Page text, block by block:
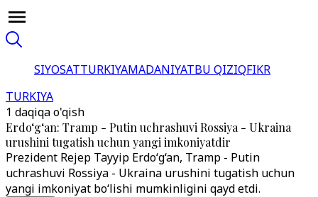
SIYOSATTURKIYAMADANIYATBU QIZIQFIKR
TURKIYA
1 daqiqa o'qish
Erdo‘g‘an: Tramp - Putin uchrashuvi Rossiya - Ukraina
urushini tugatish uchun yangi imkoniyatdir
Prezident Rejep Tayyip Erdo‘g‘an, Tramp - Putin
uchrashuvi Rossiya - Ukraina urushini tugatish uchun
yangi imkoniyat bo‘lishi mumkinligini qayd etdi.